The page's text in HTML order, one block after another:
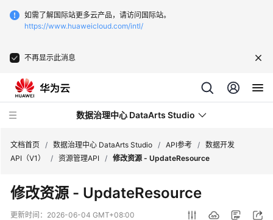
如需了解国际站更多云产品，请访问国际站。
https://www.huaweicloud.com/intl/
不再显示此消息
数据治理中心 DataArts Studio
新
动
文档首页 / 数据治理中心 DataArts Studio / API参考 / 数据开发
API（V1）
/ 资源管理API / 修改资源 - UpdateResource
修改资源 - UpdateResource
更新时间： 2026-06-04 GMT+08:00